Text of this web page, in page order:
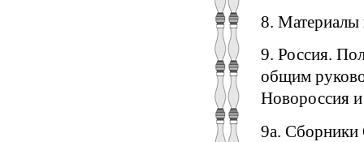
8.
9. Россия.
общим
Новороссия
9а. Сборники